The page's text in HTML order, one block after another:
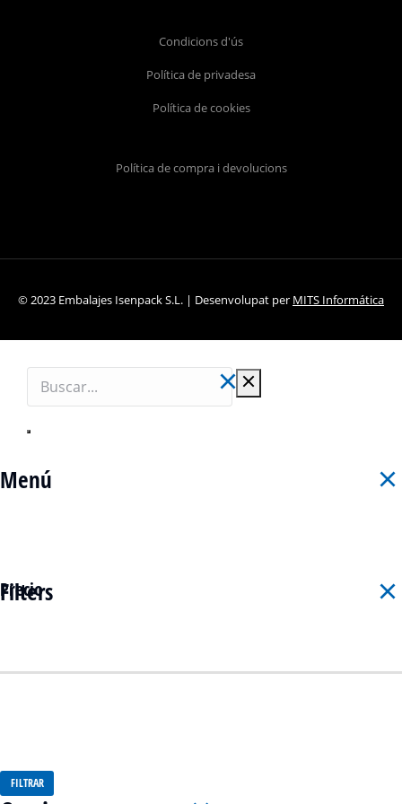
Condicions d'ús
Política de privadesa
Política de cookies
Política de compra i devolucions
© 2023 Embalajes Isenpack S.L. | Desenvolupat per MITS Informática
Menú
Filters
Precio
FILTRAR